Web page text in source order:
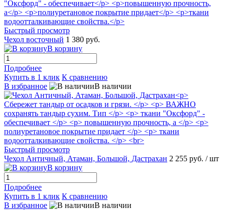
Быстрый просмотр
Чехол восточный 1 380 руб.
В корзину
Подробнее
Купить в 1 клик К сравнению
В избранное
В наличии
Быстрый просмотр
Чехол Античный, Атаман, Большой, Дастрахан 2 255 руб. / шт
В корзину
Подробнее
Купить в 1 клик К сравнению
В избранное
В наличии